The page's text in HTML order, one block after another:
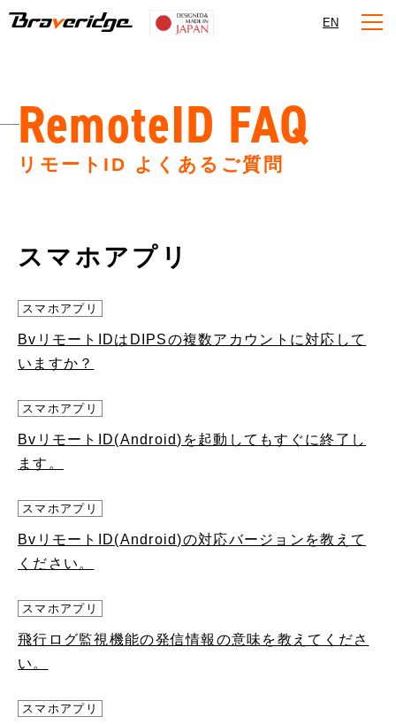
Braveridge
EN
RemoteID FAQ
リモートID よくあるご質問
スマホアプリ
スマホアプリ
BvリモートIDはDIPSの複数アカウントに対応して
いますか？
スマホアプリ
BvリモートID(Android)を起動してもすぐに終了し
ます。
スマホアプリ
BvリモートID(Android)の対応バージョンを教えて
ください。
スマホアプリ
飛行ログ監視機能の発信情報の意味を教えてくださ
い。
スマホアプリ